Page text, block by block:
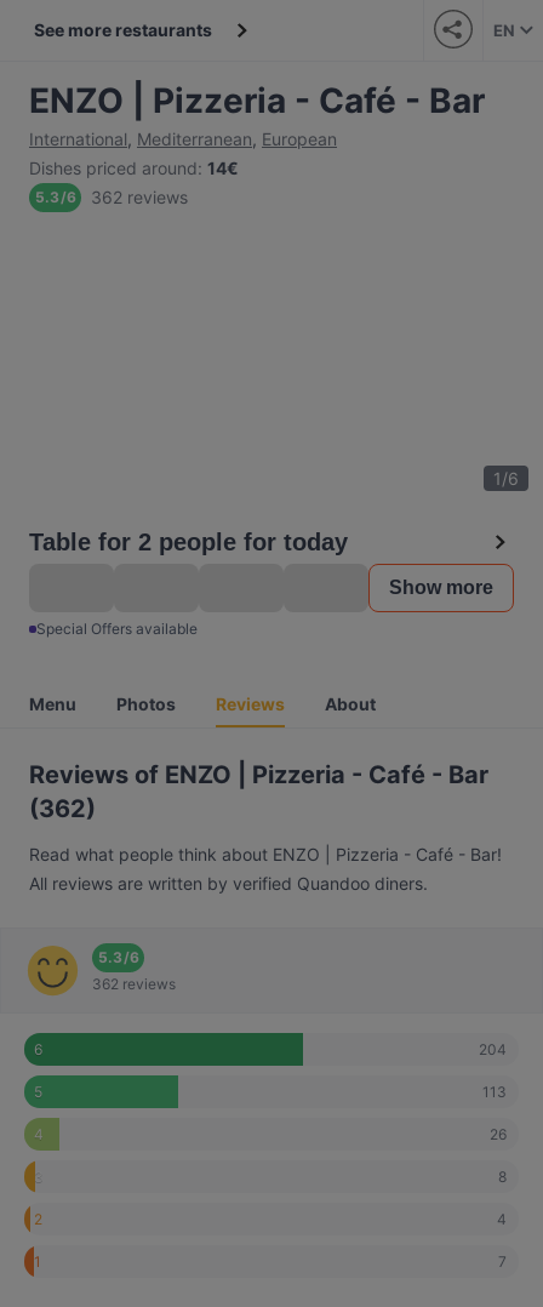
See more restaurants EN
ENZO | Pizzeria - Café - Bar
International, Mediterranean, European
Dishes priced around: 14€
5.3/6 362 reviews
1/6
Table for 2 people for today
Show more
Special Offers available
Menu Photos Reviews About
Reviews of ENZO | Pizzeria - Café - Bar
(362)
Read what people think about ENZO | Pizzeria - Café - Bar!
All reviews are written by verified Quandoo diners.
5.3/6
362 reviews
6 204
5 113
4 26
3 8
2 4
1 7